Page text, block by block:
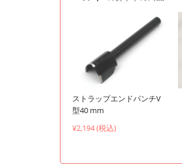
ストラップエンドパンチV
型40 mm
¥2,194 (税込)